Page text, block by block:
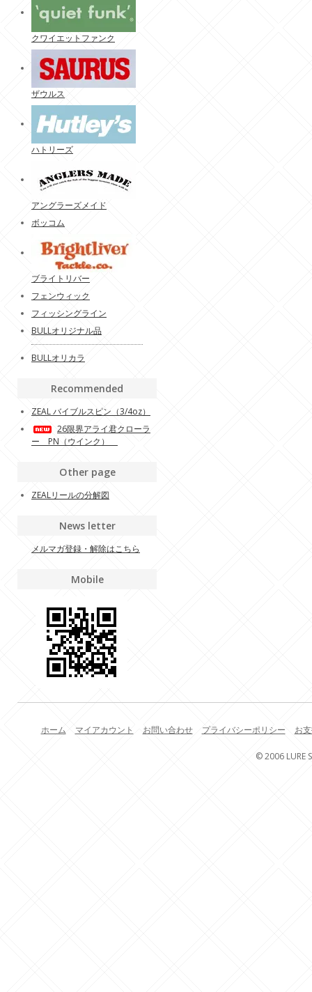
クワイエットファンク
ザウルス
ハトリーズ
アングラーズメイド
ボッコム
ブライトリバー
フェンウィック
フィッシングライン
BULLオリジナル品
BULLオリカラ
Recommended
ZEAL バイブルスピン（3/4oz）
26限界アライ君クローラ
ー PN（ウインク）
Other page
ZEALリールの分解図
News letter
メルマガ登録・解除はこちら
Mobile
ホーム マイアカウント お問い合わせ プライバシーポリシー お
© 2006 LURE